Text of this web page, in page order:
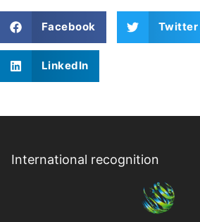
Facebook Twitter
LinkedIn
International recognition